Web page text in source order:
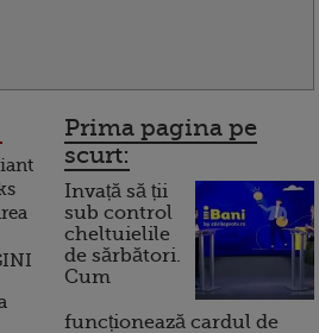
Prima pagina pe
scurt:
Invață să ții
sub control
cheltuielile
de sărbători.
Cum
funcționează cardul de